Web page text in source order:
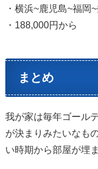
・横浜~鹿児島~福岡
・188,000円から
まとめ
我が家は毎年ゴール
が決まりみたいなも
い時期から部屋が埋